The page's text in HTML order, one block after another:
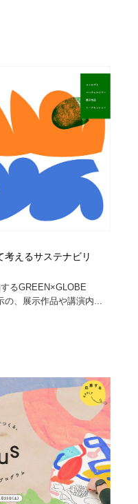
考えるサステナビリ
るGREEN×GLOBE
の、展示作品や講演内...